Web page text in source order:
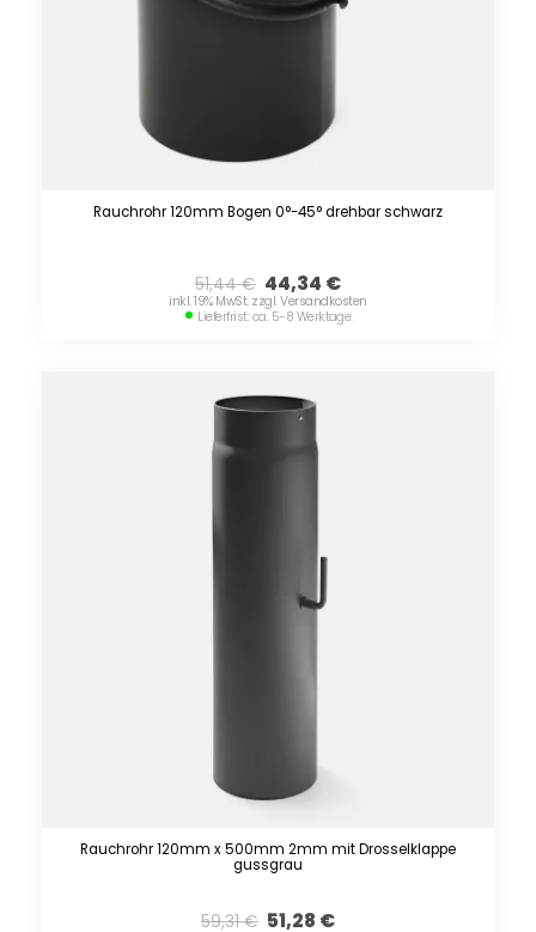
Rauchrohr 120mm Bogen 0°-45° drehbar schwarz
51,44€ 44,34 €
inkl. 19% MwSt. zzgl. Versandkosten
Lieferfrist: ca. 5-8 Werktage.
Rauchrohr 120mm x 500mm 2mm mit Drosselklappe
gussgrau
59,31€ 51,28 €